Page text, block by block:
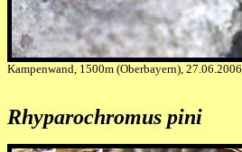
Kampenwand, 1500m (Oberbayern), 27.06.2006
Rhyparochromus pini